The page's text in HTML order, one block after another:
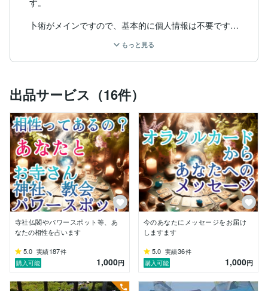
す。
卜術がメインですので、基本的に個人情報は不要です。
安心してご依頼いただけるかと思います。
また、ひとつひとつの鑑定にお日にちがかかります。
お急ぎの人は、前もってお問い合わせください。
可能な限り対応させていただきます。
2人の男の子を育てていること、またPTA会長をやらせ
ていただいた経験などをいかしながら、
相談者様が今よりより良い生活を送れるよう、少しでも
手助け出来ればと考えております。
起立性調節障害で、中学の三年間、ほぼ学校に行けてい
なかった子供もいます。
不登校のお子さんをお持ちの親御様のお気持ちにも、添
って見させていただくことも出来るかと思います。
たりしたこともありました。
辛いお気持ちをお抱えの人は、お話しをお聞かせくださ
いね。
もっと見る
出品サービス（16件）
寺社仏閣やパワースポット等、あ
なたの相性を占います
5.0 実績187件
購入可能
1,000円
今のあなたにメッセージをお届け
しますます
5.0 実績36件
購入可能
1,000円